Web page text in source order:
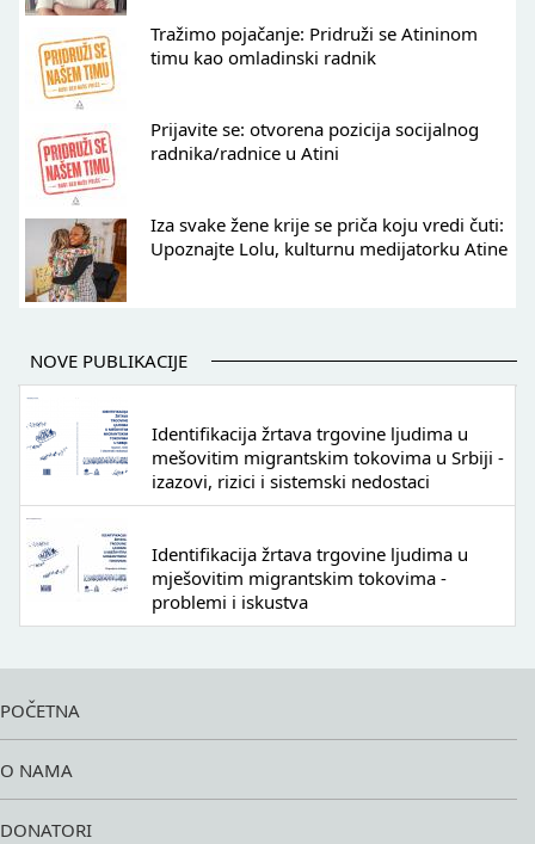
Tražimo pojačanje: Pridruži se Atininom
timu kao omladinski radnik
Prijavite se: otvorena pozicija socijalnog
radnika/radnice u Atini
Iza svake žene krije se priča koju vredi čuti:
Upoznajte Lolu, kulturnu medijatorku Atine
NOVE PUBLIKACIJE
Identifikacija žrtava trgovine ljudima u
mešovitim migrantskim tokovima u Srbiji -
izazovi, rizici i sistemski nedostaci
Identifikacija žrtava trgovine ljudima u
mješovitim migrantskim tokovima -
problemi i iskustva
POČETNA
O NAMA
DONATORI